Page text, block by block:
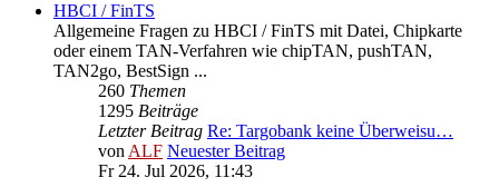
HBCI / FinTS
Allgemeine Fragen zu HBCI / FinTS mit Datei, Chipkarte
oder einem TAN-Verfahren wie chipTAN, pushTAN,
TAN2go, BestSign ...
260 Themen
1295 Beiträge
Letzter Beitrag Re: Targobank keine Überweisu…
vonALF Neuester Beitrag
Fr 24. Jul 2026, 11:43